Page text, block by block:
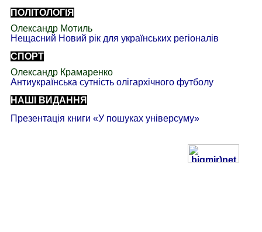
ПОЛІТОЛОГІЯ
Олександр Мотиль
Нещасний Новий рік для українських регіоналів
СПОРТ
Олександр Крамаренко
Антиукраїнська сутність олігархічного футболу
НАШІ ВИДАННЯ
Презентація книги «У пошуках універсуму»